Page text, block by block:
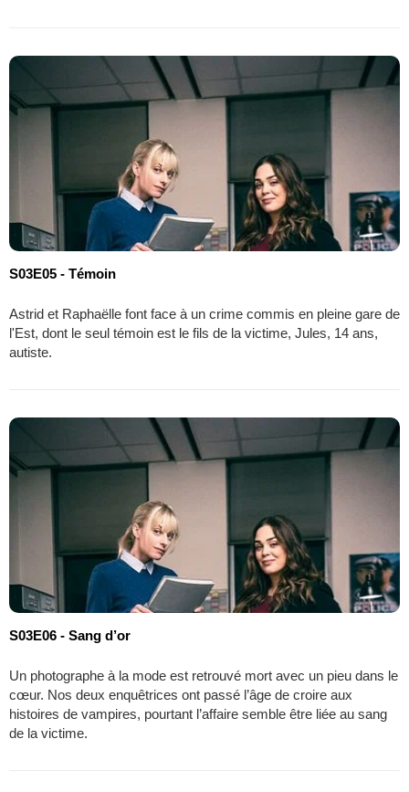
S03E05 - Témoin
Astrid et Raphaëlle font face à un crime commis en pleine gare de
l'Est, dont le seul témoin est le fils de la victime, Jules, 14 ans,
autiste.
S03E06 - Sang d’or
Un photographe à la mode est retrouvé mort avec un pieu dans le
cœur. Nos deux enquêtrices ont passé l’âge de croire aux
histoires de vampires, pourtant l’affaire semble être liée au sang
de la victime.